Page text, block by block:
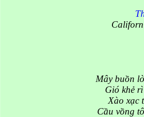
Mây buồn
Gió khẻ
Xào xạc
Cầu vồng